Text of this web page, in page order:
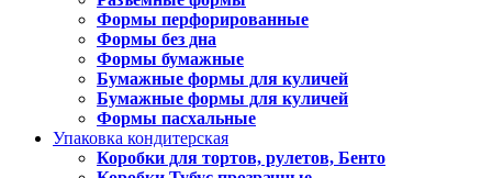
Формы перфорированные
Формы без дна
Формы бумажные
Бумажные формы для куличей
Бумажные формы для куличей
Формы пасхальные
Упаковка кондитерская
Коробки для тортов, рулетов, Бенто